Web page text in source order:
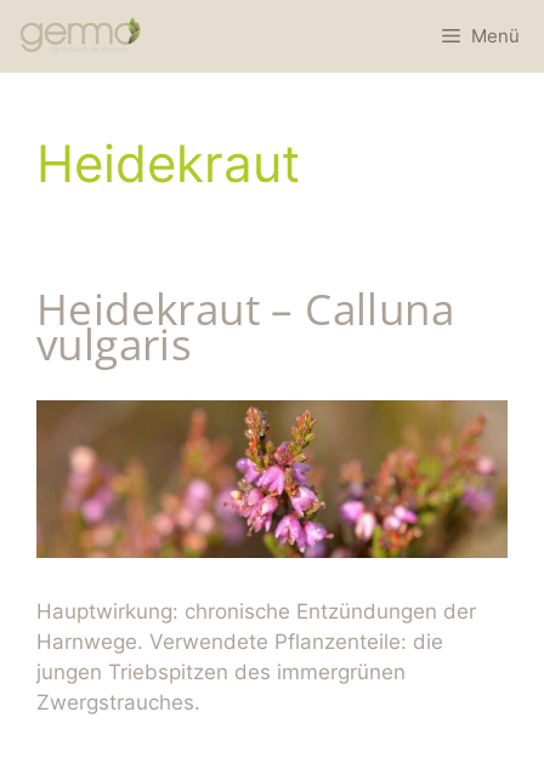
Menü
Heidekraut
Heidekraut – Calluna
vulgaris
Hauptwirkung: chronische Entzündungen der
Harnwege. Verwendete Pflanzenteile: die
jungen Triebspitzen des immergrünen
Zwergstrauches.